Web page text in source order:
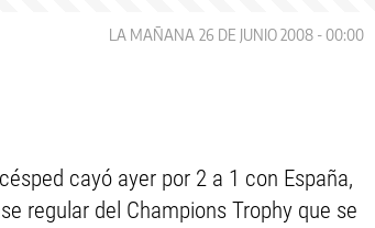
LA MAÑANA 26 DE JUNIO 2008 - 00:00
cayó ayer por 2 a 1 con España,
regular del Champions Trophy que se